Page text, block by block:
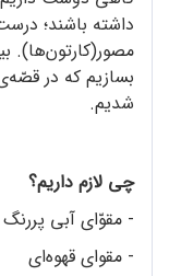
داشته باشند؛
مصور(کارتون‌ها).
بسازیم که در
شدیم.
چی لازم داریم؟
- ‏مقوّای آبی پررنگ
- مقوای قهوه‌ای